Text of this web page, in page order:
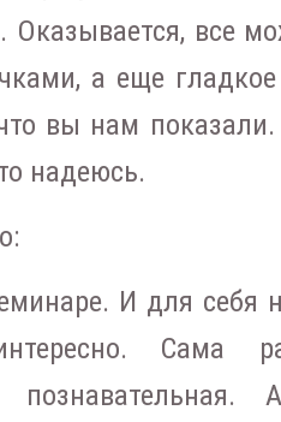
Оказывается, все
а еще
вы нам
надеюсь.
И для себя
Сама